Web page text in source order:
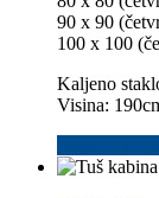
90 x 90
100 x 100
Kaljeno
Visina: